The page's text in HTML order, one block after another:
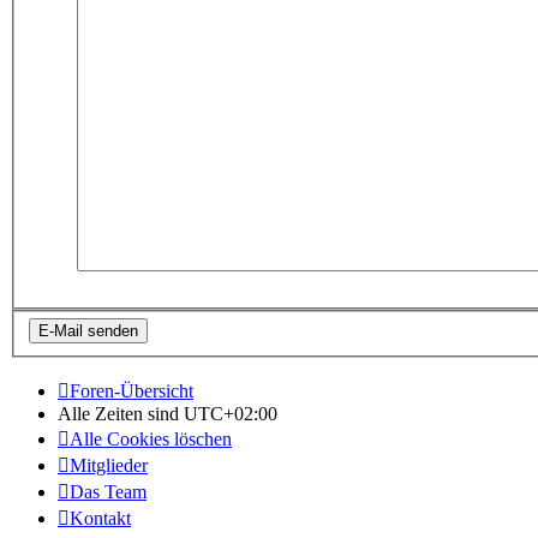
Foren-Übersicht
Alle Zeiten sind UTC+02:00
Alle Cookies löschen
Mitglieder
Das Team
Kontakt